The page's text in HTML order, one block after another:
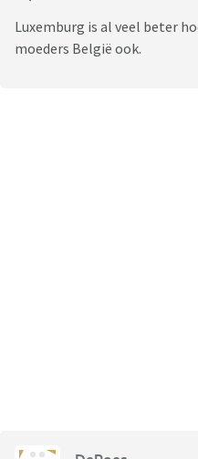
Luxemburg is al veel beter
moeders België ook.